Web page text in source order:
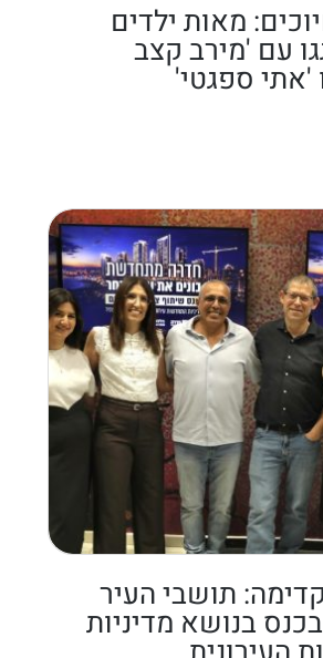
מאות ילדים
עם 'מירב קצב
'אתי ספגטי'
תושבי העיר
בנושא מדיניות